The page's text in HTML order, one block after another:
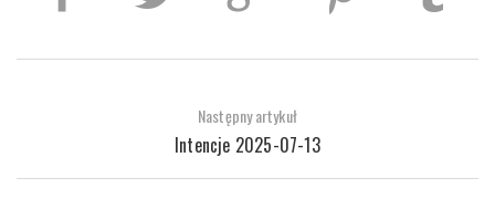
Następny artykuł
Intencje 2025-07-13